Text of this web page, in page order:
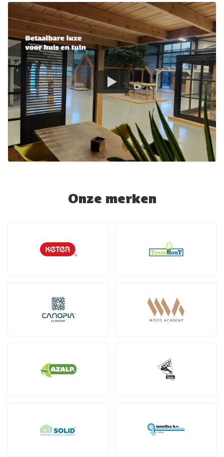
Onze merken